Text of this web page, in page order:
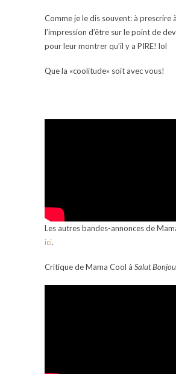
Comme je le dis souvent: à prescrire
l’impression d’être sur le point de
pour leur montrer qu’il y a PIRE! lol
Que la «coolitude» soit avec vous!
Les autres bandes-annonces de
ici.
Critique de Mama Cool à Salut